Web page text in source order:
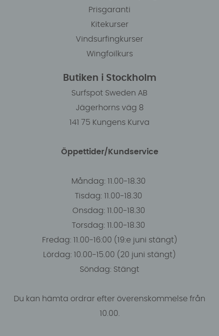
Prisgaranti
Kitekurser
Vindsurfingkurser
Wingfoilkurs
Butiken i Stockholm
Surfspot Sweden AB
Jägerhorns väg 8
141 75 Kungens Kurva
Öppettider/Kundservice
Måndag: 11.00-18.30
Tisdag: 11.00-18.30
Onsdag: 11.00-18.30
Torsdag: 11.00-18.30
Fredag: 11.00-16:00 (19:e juni stängt)
Lördag: 10.00-15.00 (20 juni stängt)
Söndag: Stängt
Du kan hämta ordrar efter överenskommelse från
10.00.